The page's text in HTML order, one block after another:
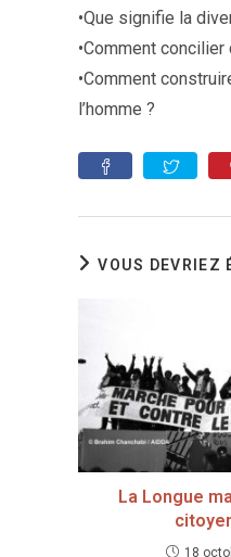
•Que signifie la
•Comment
•Comment
l’homme ?
VOUS DEVRIEZ
La Longue
18